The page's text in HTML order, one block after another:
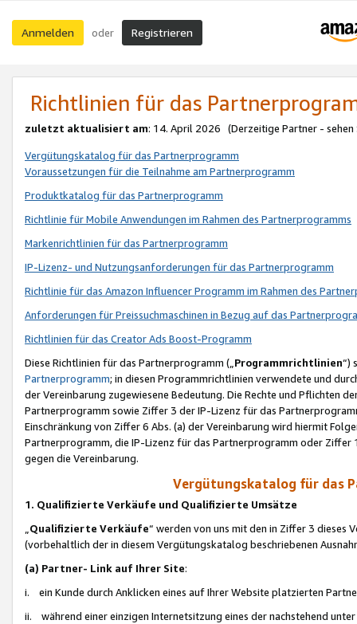
Anmelden oder Registrieren
Richtlinien für das
zuletzt aktualisiert am: 14. April 2026 (Derzeitige Partner - sehen
Vergütungskatalog für das Partnerprogramm
Voraussetzungen für die Teilnahme am Partnerprogramm
Produktkatalog für das Partnerprogramm
Richtlinie für Mobile Anwendungen im Rahmen des Partnerprogramms
Markenrichtlinien für das Partnerprogramm
IP-Lizenz- und Nutzungsanforderungen für das Partnerprogramm
Richtlinie für das Amazon Influencer Programm im Rahmen des
Anforderungen für Preissuchmaschinen in Bezug auf das
Richtlinien für das Creator Ads Boost-Programm
Diese Richtlinien für das Partnerprogramm („Programmrichtlinien“)
Partnerprogramm; in diesen Programmrichtlinien verwendete und
der Vereinbarung zugewiesene Bedeutung. Die Rechte und Pflichten
Partnerprogramm sowie Ziffer 3 der IP-Lizenz für das
Einschränkung von Ziffer 6 Abs. (a) der Vereinbarung wird hiermit
Partnerprogramm, die IP-Lizenz für das Partnerprogramm oder
gegen die Vereinbarung.
Vergütungskatalog für das
1. Qualifizierte Verkäufe und Qualifizierte Umsätze
Qualifizierte Verkäufe“ werden von uns mit den in Ziffer 3
(vorbehaltlich der in diesem Vergütungskatalog beschriebenen
(a) Partner- Link auf Ihrer Site:
i. ein Kunde durch Anklicken eines auf Ihrer Website platzierten
ii. während einer einzigen Internetsitzung eines der nachstehend